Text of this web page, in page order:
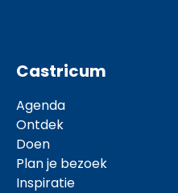
Castricum
Agenda
Ontdek
Doen
Plan je bezoek
Inspiratie